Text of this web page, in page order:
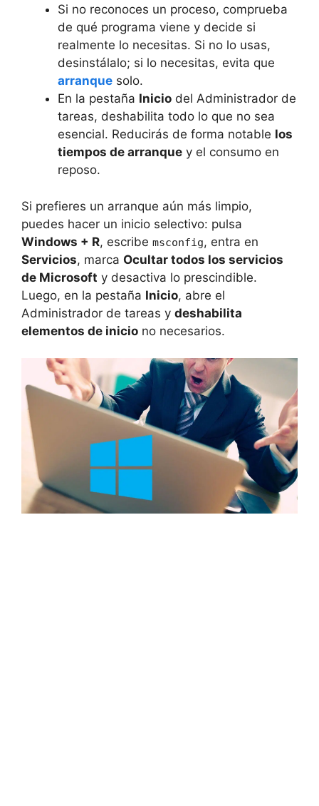
Si no reconoces un proceso, comprueba
de qué programa viene y decide si
realmente lo necesitas. Si no lo usas,
desinstálalo; si lo necesitas, evita que
arranque solo.
En la pestaña Inicio del Administrador de
tareas, deshabilita todo lo que no sea
esencial. Reducirás de forma notable los
tiempos de arranque y el consumo en
reposo.
Si prefieres un arranque aún más limpio,
puedes hacer un inicio selectivo: pulsa
Windows + R, escribe msconfig, entra en
Servicios, marca Ocultar todos los servicios
de Microsoft y desactiva lo prescindible.
Luego, en la pestaña Inicio, abre el
Administrador de tareas y deshabilita
elementos de inicio no necesarios.